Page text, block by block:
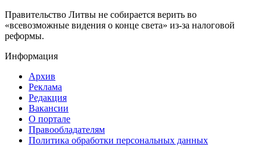
Правительство Литвы не собирается верить во
«всевозможные видения о конце света» из-за налоговой
реформы.
Информация
Архив
Реклама
Редакция
Вакансии
О портале
Правообладателям
Политика обработки персональных данных